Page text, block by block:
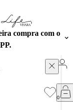
compra com o